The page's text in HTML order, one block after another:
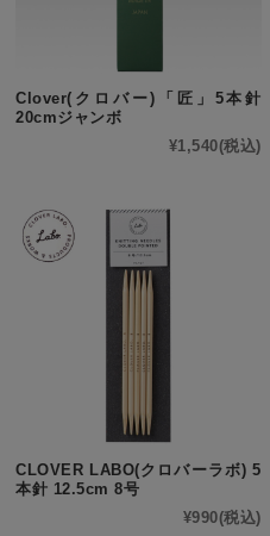
Clover(クロバー)「匠」5本針
20cmジャンボ
¥1,540(税込)
CLOVER LABO(クロバーラボ) 5
本針 12.5cm 8号
¥990(税込)